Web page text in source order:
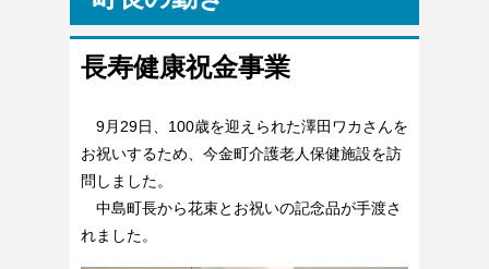
長寿健康祝金事業
9月29日、100歳を迎えられた澤田ワカさんを
お祝いするため、今金町介護老人保健施設を訪
問しました。
中島町長から花束とお祝いの記念品が手渡さ
れました。